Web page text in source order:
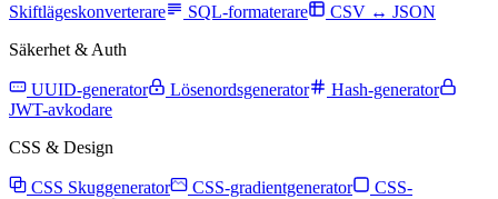
Skiftlägeskonverterare
SQL-formaterare
CSV ↔ JSON
Säkerhet & Auth
UUID-generator Lösenordsgenerator
Hash-generator
JWT-avkodare
CSS & Design
CSS Skuggenerator CSS-gradientgenerator
CSS-